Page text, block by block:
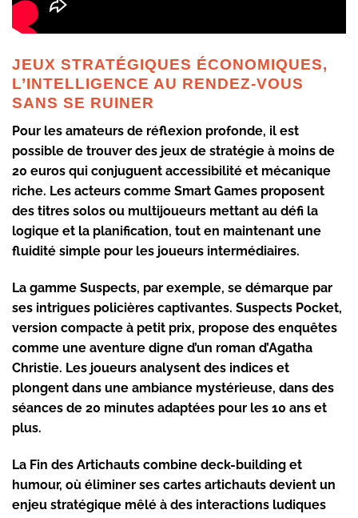
JEUX STRATÉGIQUES ÉCONOMIQUES,
L’INTELLIGENCE AU RENDEZ-VOUS
SANS SE RUINER
Pour les amateurs de réflexion profonde, il est
possible de trouver des jeux de stratégie à moins de
20 euros qui conjuguent accessibilité et mécanique
riche. Les acteurs comme Smart Games proposent
des titres solos ou multijoueurs mettant au défi la
logique et la planification, tout en maintenant une
fluidité simple pour les joueurs intermédiaires.
La gamme Suspects, par exemple, se démarque par
ses intrigues policières captivantes. Suspects Pocket,
version compacte à petit prix, propose des enquêtes
comme une aventure digne d’un roman d’Agatha
Christie. Les joueurs analysent des indices et
plongent dans une ambiance mystérieuse, dans des
séances de 20 minutes adaptées pour les 10 ans et
plus.
La Fin des Artichauts combine deck-building et
humour, où éliminer ses cartes artichauts devient un
enjeu stratégique mêlé à des interactions ludiques